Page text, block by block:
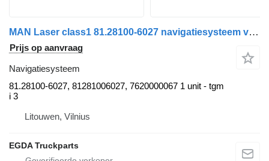
MAN Laser class1 81.28100-6027 navigatiesysteem voor MAN trekker
Prijs op aanvraag
Navigatiesysteem
81.28100-6027, 81281006027, 7620000067 1 unit - tgm
i 3
Litouwen, Vilnius
EGDA Truckparts